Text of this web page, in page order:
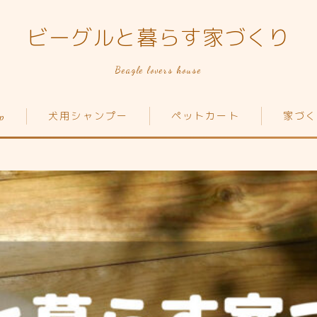
ビーグルと暮らす家づくり
Beagle lovers house
犬用シャンプー ペットカート 家づ
Top
家づくり
犬の種類
ペットカート